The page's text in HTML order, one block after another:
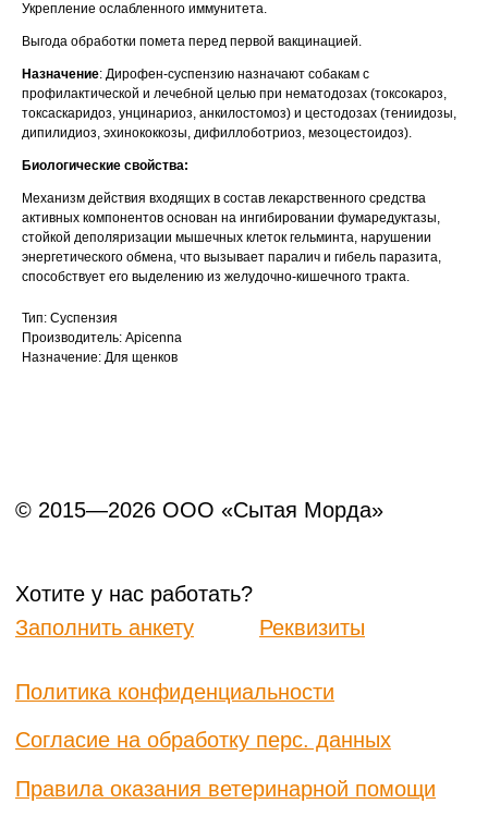
Укрепление ослабленного иммунитета.
Выгода обработки помета перед первой вакцинацией.
Назначение: Дирофен-суспензию назначают собакам с
профилактической и лечебной целью при нематодозах (токсокароз,
токсаскаридоз, унцинариоз, анкилостомоз) и цестодозах (тениидозы,
дипилидиоз, эхинококкозы, дифиллоботриоз, мезоцестоидоз).
Биологические свойства:
Механизм действия входящих в состав лекарственного средства
активных компонентов основан на ингибировании фумаредуктазы,
стойкой деполяризации мышечных клеток гельминта, нарушении
энергетического обмена, что вызывает паралич и гибель паразита,
способствует его выделению из желудочно-кишечного тракта.
Тип: Суспензия
Производитель: Apicenna
Назначение: Для щенков
© 2015—2026 ООО «Сытая Морда»
Данный сайт носит информационный характер и
не является публичной офертой.
Политика конфиденциальности
Согласие на обработку перс. данных
+7 (3452) 57-54-36Заказать звонок
Хотите у нас работать?
Заполнить анкету
Правила оказания ветеринарной помощи
Реквизиты